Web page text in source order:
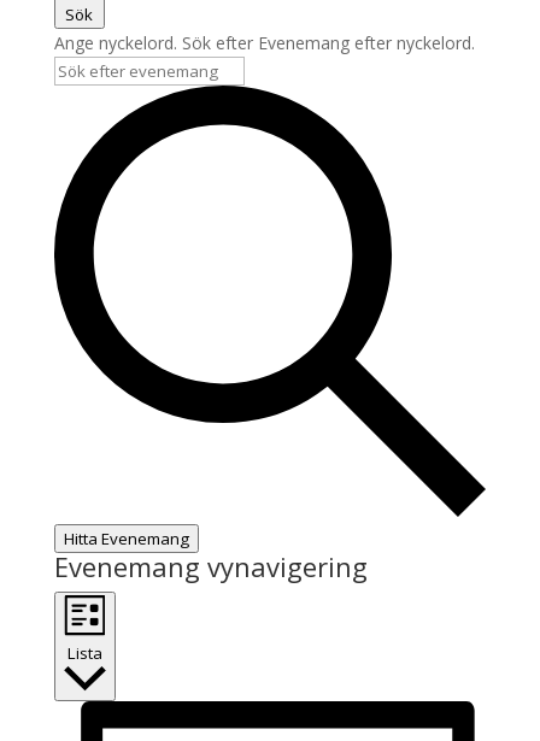
Sök
Ange nyckelord. Sök efter Evenemang efter nyckelord.
Hitta Evenemang
Evenemang vynavigering
Lista